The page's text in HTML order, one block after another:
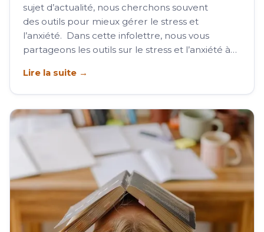
sujet d’actualité, nous cherchons souvent
des outils pour mieux gérer le stress et
l’anxiété. Dans cette infolettre, nous vous
partageons les outils sur le stress et l’anxiété à…
Lire la suite →